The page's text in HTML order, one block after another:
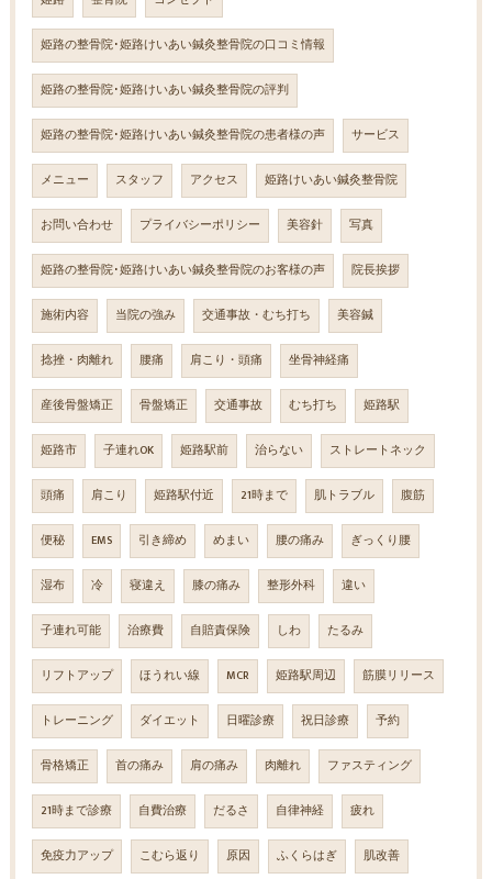
姫路の整骨院･姫路けいあい鍼灸整骨院の口コミ情報
姫路の整骨院･姫路けいあい鍼灸整骨院の評判
姫路の整骨院･姫路けいあい鍼灸整骨院の患者様の声 サービス
メニュー スタッフ アクセス 姫路けいあい鍼灸整骨院
お問い合わせ プライバシーポリシー 美容針 写真
姫路の整骨院･姫路けいあい鍼灸整骨院のお客様の声 院長挨拶
施術内容 当院の強み 交通事故・むち打ち 美容鍼
捻挫・肉離れ 腰痛 肩こり・頭痛 坐骨神経痛
産後骨盤矯正 骨盤矯正 交通事故 むち打ち 姫路駅
姫路市 子連れOK 姫路駅前 治らない ストレートネック
頭痛 肩こり 姫路駅付近 21時まで 肌トラブル 腹筋
便秘 EMS 引き締め めまい 腰の痛み ぎっくり腰
湿布 冷 寝違え 膝の痛み 整形外科 違い
子連れ可能 治療費 自賠責保険 しわ たるみ
リフトアップ ほうれい線 MCR 姫路駅周辺 筋膜リリース
トレーニング ダイエット 日曜診療 祝日診療 予約
骨格矯正 首の痛み 肩の痛み 肉離れ ファスティング
21時まで診療 自費治療 だるさ 自律神経 疲れ
免疫力アップ こむら返り 原因 ふくらはぎ 肌改善